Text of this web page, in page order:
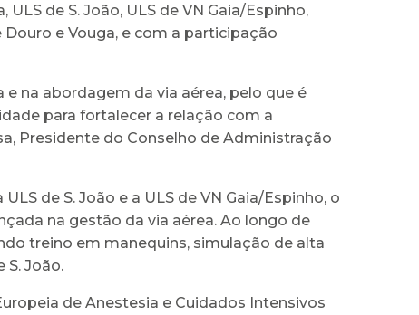
de S. João, ULS de VN Gaia/Espinho,
e Vouga, e com a participação
na abordagem da via aérea, pelo que é
para fortalecer a relação com a
Presidente do Conselho de Administração
de S. João e a ULS de VN Gaia/Espinho, o
na gestão da via aérea. Ao longo de
treino em manequins, simulação de alta
João.
de Anestesia e Cuidados Intensivos